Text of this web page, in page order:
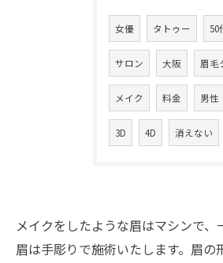
女優 タトゥー 50
サロン 大阪 眉毛
メイク 料金 男性
3D 4D 消えない
メイクをしたような眉はマシンで、
眉は手彫りで施術いたします。眉の